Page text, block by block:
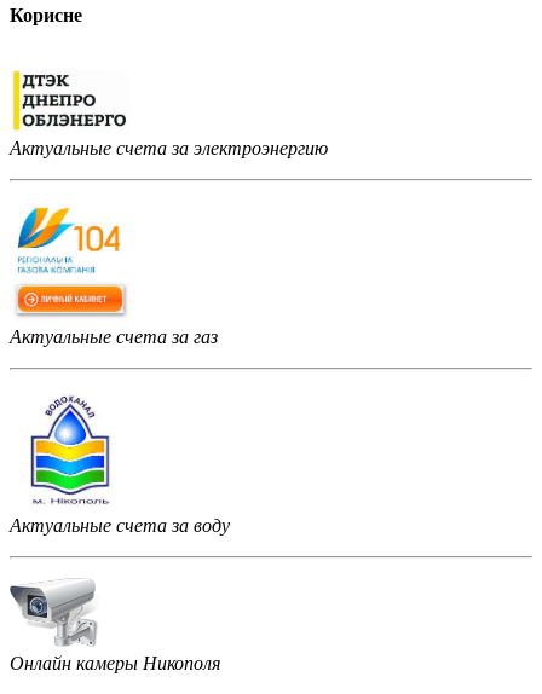
Корисне
Актуальные счета за электроэнергию
Актуальные счета за газ
Актуальные счета за воду
Онлайн камеры Никополя